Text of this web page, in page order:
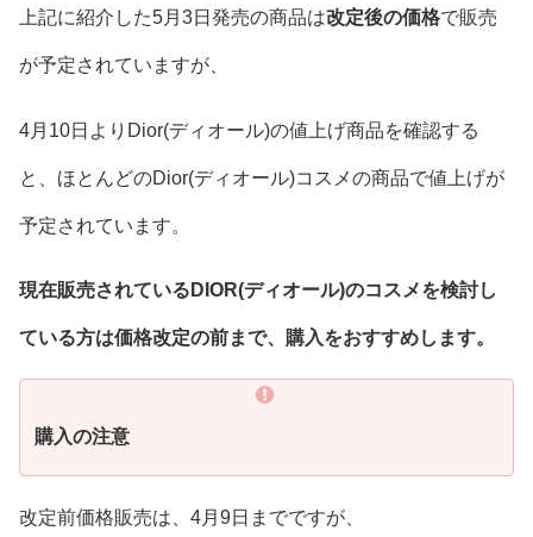
上記に紹介した5月3日発売の商品は改定後の価格で販売
が予定されていますが、
4月10日よりDior(ディオール)の値上げ商品を確認する
と、ほとんどのDior(ディオール)コスメの商品で値上げが
予定されています。
現在販売されているDIOR(ディオール)のコスメを検討し
ている方は価格改定の前まで、購入をおすすめします。
購入の注意
改定前価格販売は、4月9日までですが、